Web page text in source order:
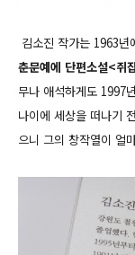
김소진 작가는 1963년
춘문예에 단편소설<쥐
무나 애석하게도 1997
나이에 세상을 떠나기
으니 그의 창작열이 얼